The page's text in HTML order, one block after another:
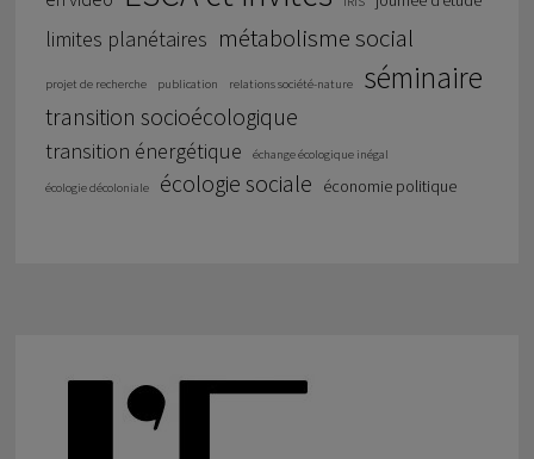
limites planétaires métabolisme social
projet de recherche publication relations société-nature séminaire
transition socioécologique
transition énergétique échange écologique inégal
écologie décoloniale écologie sociale économie politique